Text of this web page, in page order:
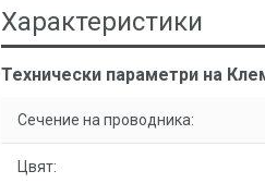
Характеристики
Технически параметри на
Сечение на проводника:
Цвят: